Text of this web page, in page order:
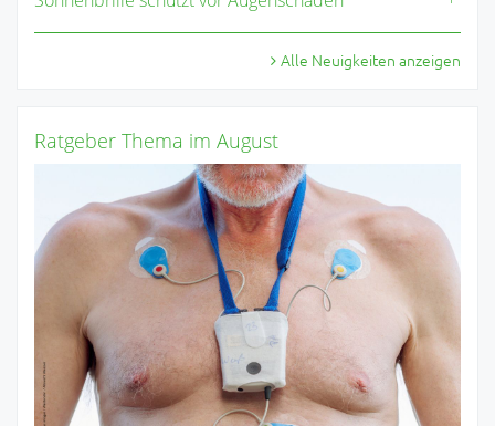
Alle Neuigkeiten anzeigen
Ratgeber Thema im August